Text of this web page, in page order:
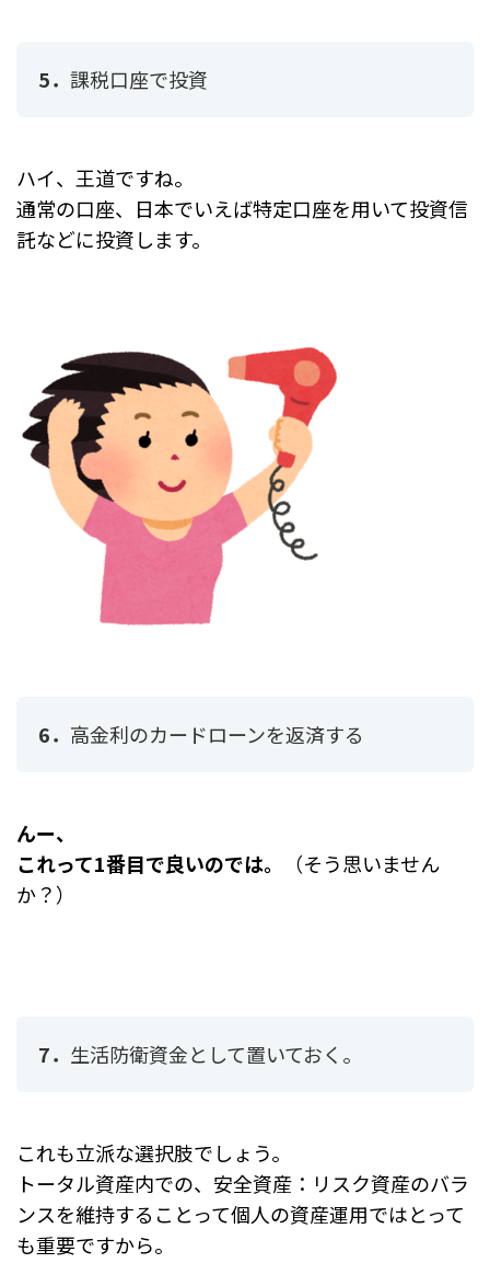
5． 課税口座で投資
ハイ、王道ですね。
通常の口座、日本でいえば特定口座を用いて投資信
託などに投資します。
6． 高金利のカードローンを返済する
んー、
これって1番目で良いのでは。
（そう思いません
か？）
7． 生活防衛資金として置いておく。
これも立派な選択肢でしょう。
トータル資産内での、安全資産：リスク資産のバラ
ンスを維持することって個人の資産運用ではとって
も重要ですから。